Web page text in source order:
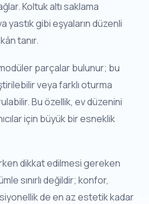
Koltuk altı saklama
gibi eşyaların düzenli
tanır.
parçalar bulunur; bu
veya farklı oturma
Bu özellik, ev düzenini
için büyük bir esneklik
dikkat edilmesi gereken
sınırlı değildir; konfor,
de en az estetik kadar